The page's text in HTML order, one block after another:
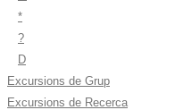
*
?
D
Excursions de Grup
Excursions de Recerca